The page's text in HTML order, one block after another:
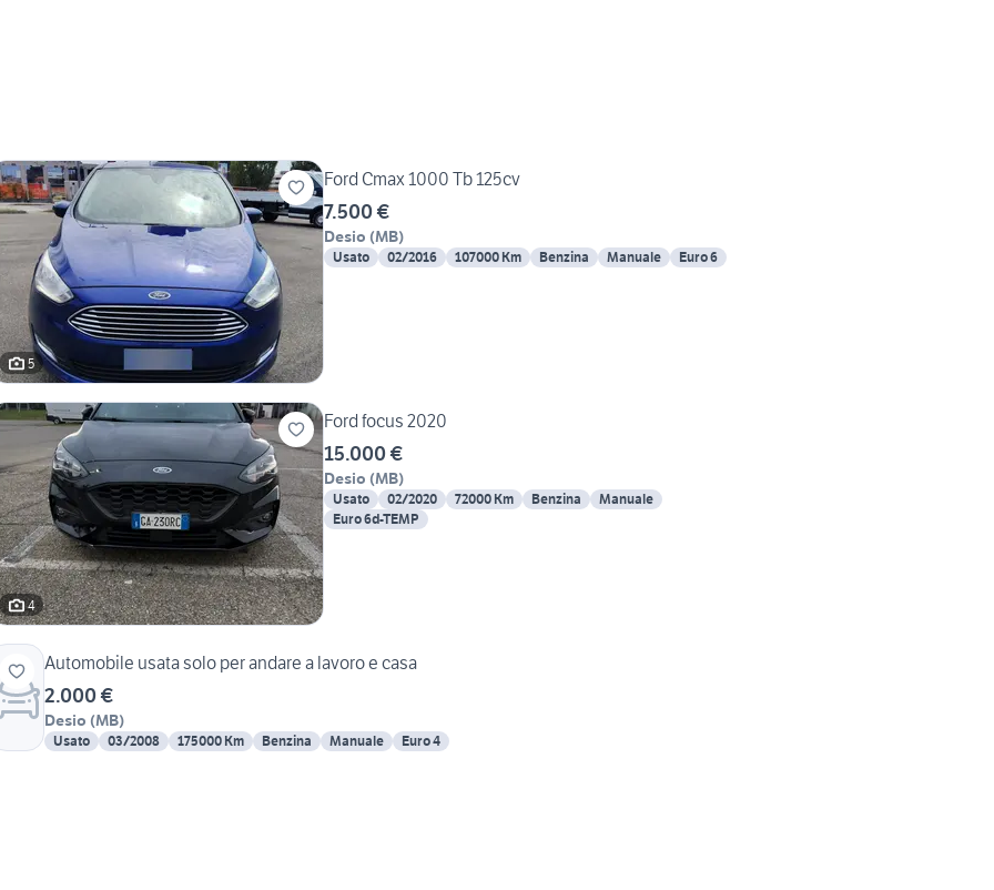
5
Ford Cmax 1000 Tb 125cv
7.500 €
Desio (MB)
Usato 02/2016 107000 Km Benzina Manuale Euro 6
4
Ford focus 2020
15.000 €
Desio (MB)
Usato 02/2020 72000 Km Benzina
Manuale
Euro 6d-TEMP
Automobile usata solo per andare a lavoro e casa
2.000 €
Desio (MB)
Usato 03/2008 175000 Km Benzina Manuale Euro 4